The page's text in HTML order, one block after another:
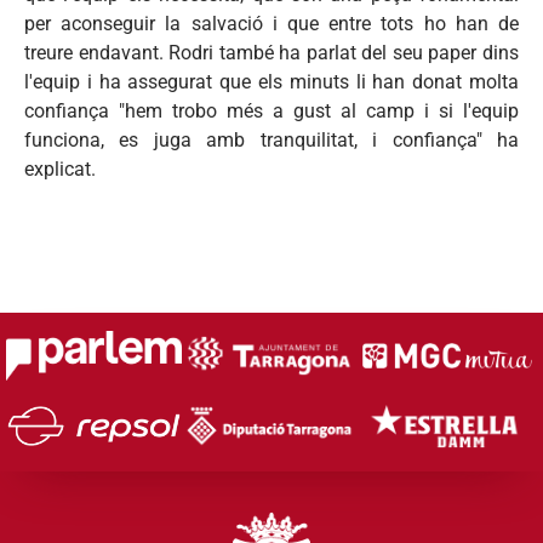
per aconseguir la salvació i que entre tots ho han de
treure endavant. Rodri també ha parlat del seu paper dins
l'equip i ha assegurat que els minuts li han donat molta
confiança "hem trobo més a gust al camp i si l'equip
funciona, es juga amb tranquilitat, i confiança" ha
explicat.